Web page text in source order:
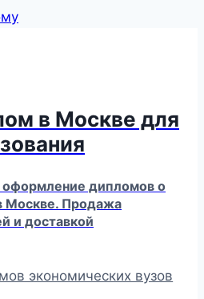
в Москве для
оформление дипломов о
Москве. Продажа
и доставкой
экономических вузов